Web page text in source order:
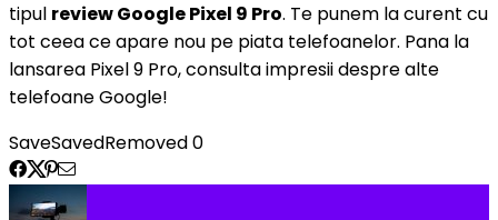
tipul review Google Pixel 9 Pro. Te punem la curent cu
tot ceea ce apare nou pe piata telefoanelor. Pana la
lansarea Pixel 9 Pro, consulta impresii despre alte
telefoane Google!
SaveSavedRemoved0